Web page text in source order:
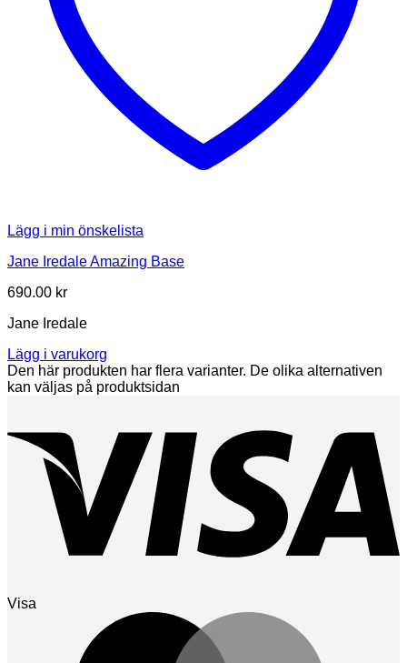
Lägg i min önskelista
Jane Iredale Amazing Base
690.00 kr
Jane Iredale
Lägg i varukorg
Den här produkten har flera varianter. De olika alternativen
kan väljas på produktsidan
Visa